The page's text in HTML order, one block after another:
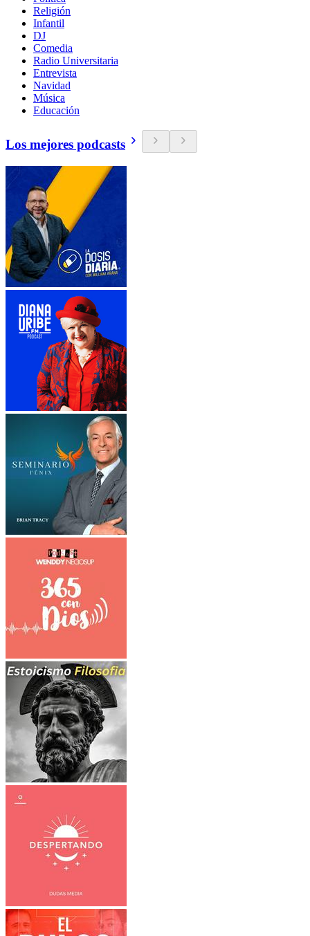
Religión
Infantil
DJ
Comedia
Radio Universitaria
Entrevista
Navidad
Música
Educación
Los mejores podcasts